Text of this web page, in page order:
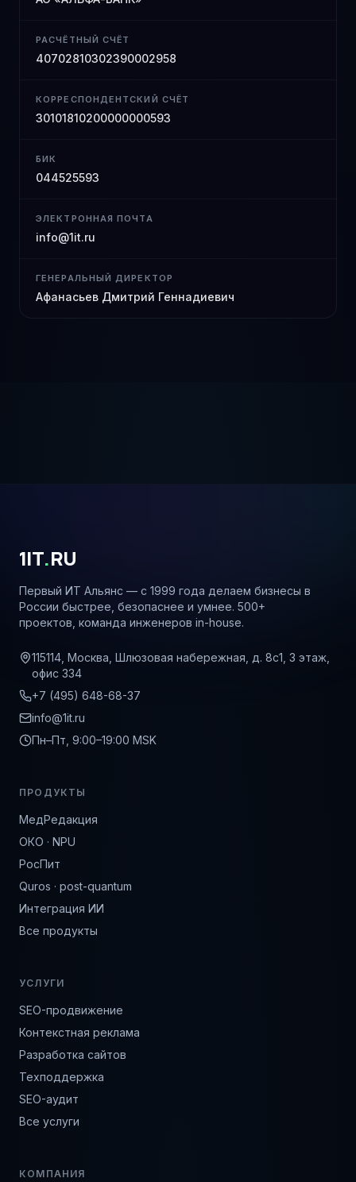
РАСЧЁТНЫЙ СЧЁТ
40702810302390002958
КОРРЕСПОНДЕНТСКИЙ СЧЁТ
30101810200000000593
БИК
044525593
ЭЛЕКТРОННАЯ ПОЧТА
info@1it.ru
ГЕНЕРАЛЬНЫЙ ДИРЕКТОР
Афанасьев Дмитрий Геннадиевич
1IT.RU
Первый ИТ Альянс — с 1999 года делаем бизнесы в
России быстрее, безопаснее и умнее. 500+
проектов, команда инженеров in-house.
115114, Москва, Шлюзовая набережная, д. 8с1, 3 этаж,
офис 334
+7 (495) 648-68-37
info@1it.ru
Пн–Пт, 9:00–19:00 MSK
ПРОДУКТЫ
МедРедакция
ОКО · NPU
РосПит
Quros · post-quantum
Интеграция ИИ
Все продукты
УСЛУГИ
SEO-продвижение
Контекстная реклама
Разработка сайтов
Техподдержка
SEO-аудит
Все услуги
КОМПАНИЯ